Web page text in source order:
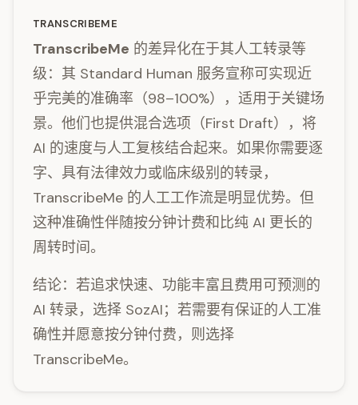
TRANSCRIBEME
TranscribeMe 的差异化在于其人工转录等
级：其 Standard Human 服务宣称可实现近
乎完美的准确率（98–100%），适用于关键场
景。他们也提供混合选项（First Draft），将
AI 的速度与人工复核结合起来。如果你需要逐
字、具有法律效力或临床级别的转录，
TranscribeMe 的人工工作流是明显优势。但
这种准确性伴随按分钟计费和比纯 AI 更长的
周转时间。
结论：若追求快速、功能丰富且费用可预测的
AI 转录，选择 SozAI；若需要有保证的人工准
确性并愿意按分钟付费，则选择
TranscribeMe。